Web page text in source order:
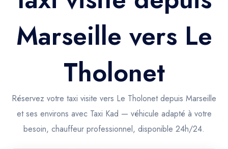
Accueil
Nos services
Nos services
Trajet Gare SNCF
Trajet Port croisière
Trajet Séminaire
Trajet Santé
Réservation
Actualités & évènements
Contactez-nous
Marseille vers Le
Tholonet
Réservez votre taxi visite vers Le Tholonet depuis Marseille
et ses environs avec Taxi Kad — véhicule adapté à votre
besoin, chauffeur professionnel, disponible 24h/24.